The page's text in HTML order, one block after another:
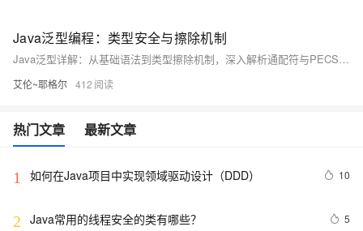
Java泛型编程：类型安全与擦除机制
Java泛型详解：从基础语法到类型擦除机制，深入解析通配符与PECS原则，探讨运行时类型获取技巧及最佳实践，助你掌握泛型精髓，写出更安全、灵活的代码。
艾伦~耶格尔 412
热门文章 最新文章
1 如何在Java项目中实现领域驱动设计（DDD） 10
2 Java常用的线程安全的类有哪些？ 5